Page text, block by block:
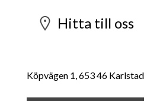
Hitta till oss
Köpvägen 1, 653 46 Karlstad